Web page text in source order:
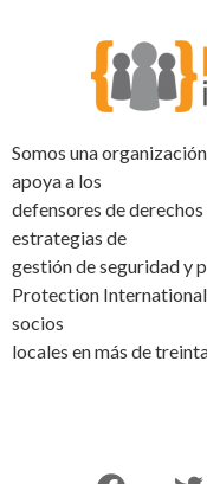
Somos una
apoya a los
defensores de
estrategias de
gestión de seguridad y
Protection
socios
locales en más de